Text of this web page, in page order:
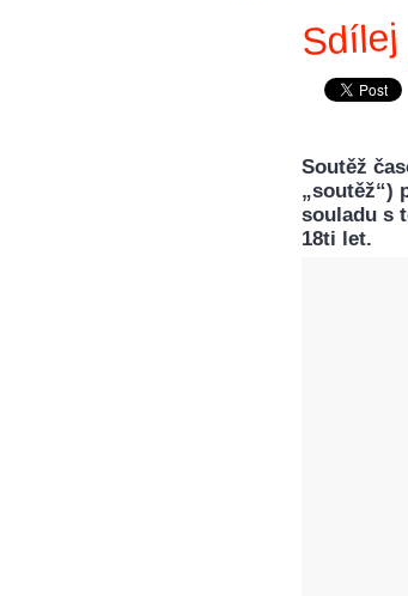
Sdílej
Soutěž
„soutěž“)
souladu s
18ti let.